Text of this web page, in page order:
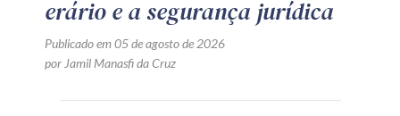
erário e a segurança jurídica
Publicado em 05 de agosto de 2026
por Jamil Manasfi da Cruz